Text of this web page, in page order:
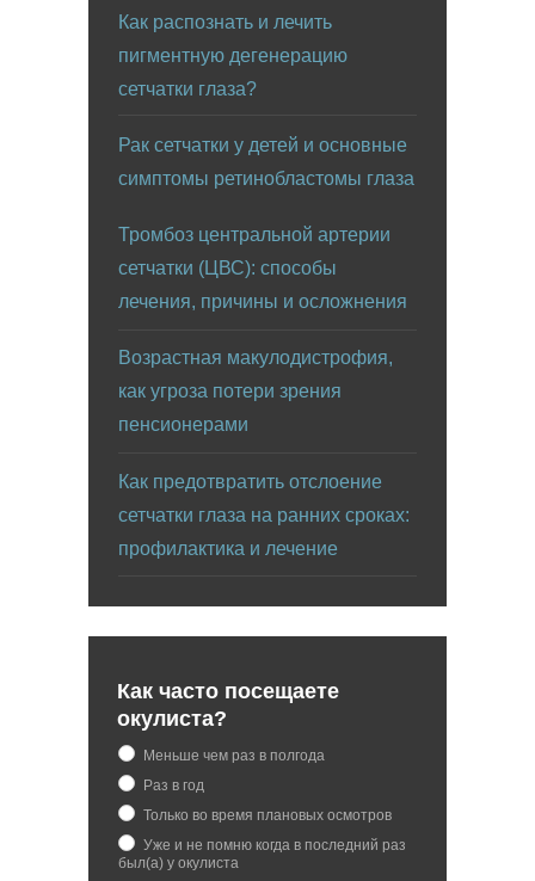
Как распознать и лечить
пигментную дегенерацию
сетчатки глаза?
Рак сетчатки у детей и основные
симптомы ретинобластомы глаза
Тромбоз центральной артерии
сетчатки (ЦВС): способы
лечения, причины и осложнения
Возрастная макулодистрофия,
как угроза потери зрения
пенсионерами
Как предотвратить отслоение
сетчатки глаза на ранних сроках:
профилактика и лечение
Как часто посещаете
окулиста?
Меньше чем раз в полгода
Раз в год
Только во время плановых осмотров
Уже и не помню когда в последний раз
был(а) у окулиста